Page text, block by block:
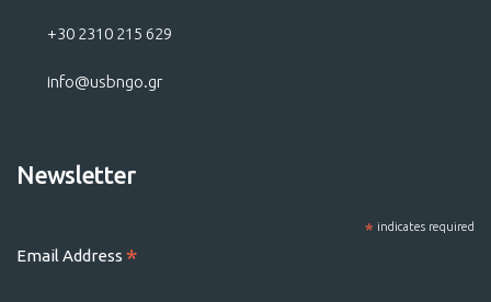
+30 2310 215 629
info@usbngo.gr
Newsletter
* indicates required
Email Address *